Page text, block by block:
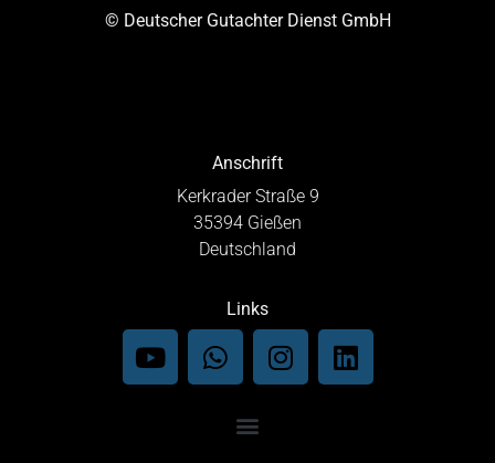
© Deutscher Gutachter Dienst GmbH
Anschrift
Kerkrader Straße 9
35394 Gießen
Deutschland
Links